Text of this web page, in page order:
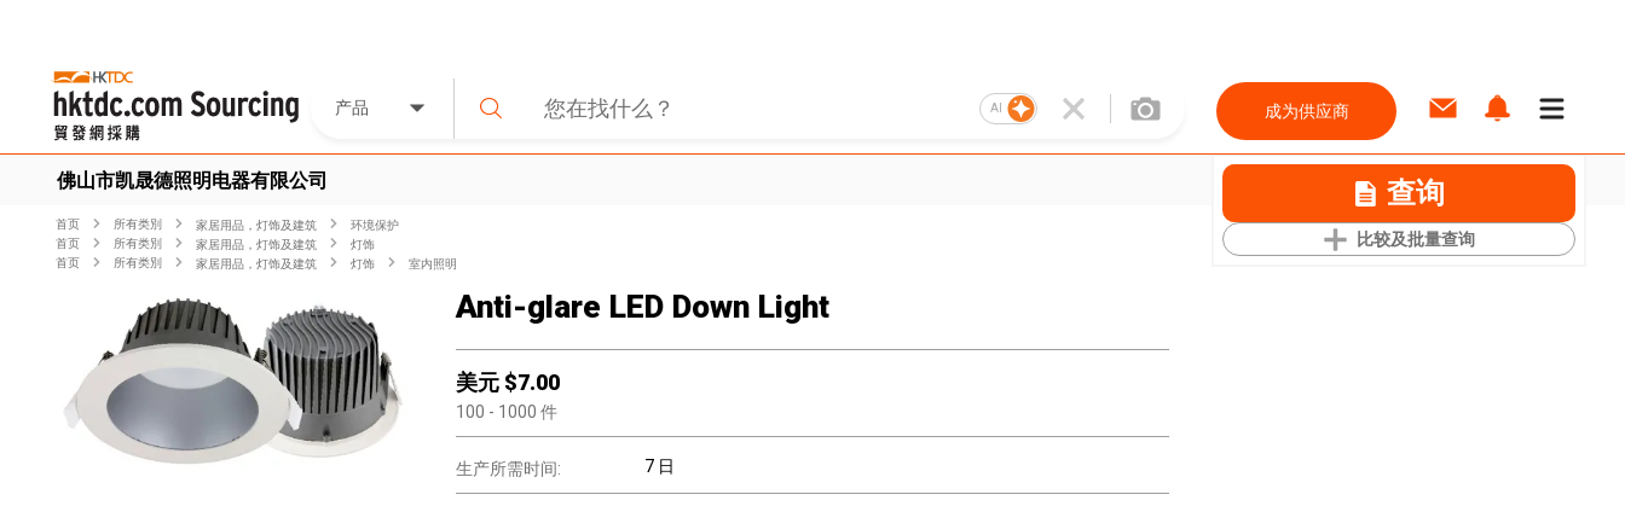
产品 AI 成为供应商
佛山市凯晟德照明电器有限公司 查询
比较及批量查询
首页 所有类別 家居用品，灯饰及建筑
环境保护
首页
所有类別 家居用品，灯饰及建筑
灯饰
首页
所有类別 家居用品，灯饰及建筑 灯饰 室内照明
Anti-glare LED Down Light
美元 $7.00
100 - 1000 件
生产所需时间: 7 日